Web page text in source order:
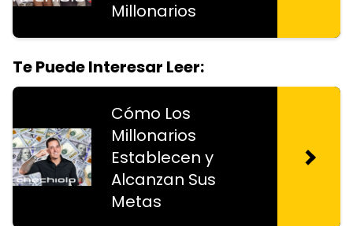
Millonarios
Te Puede Interesar Leer:
Cómo Los
Millonarios
Establecen y
Alcanzan Sus
Metas